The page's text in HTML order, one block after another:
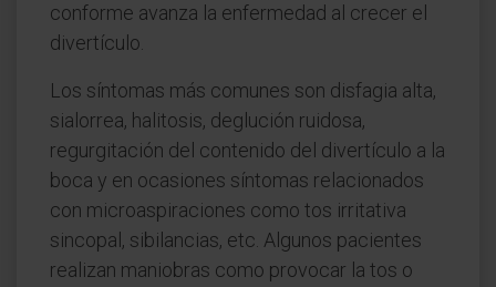
conforme avanza la enfermedad al crecer el
divertículo.
Los síntomas más comunes son disfagia alta,
sialorrea, halitosis, deglución ruidosa,
regurgitación del contenido del divertículo a la
boca y en ocasiones síntomas relacionados
con microaspiraciones como tos irritativa
sincopal, sibilancias, etc. Algunos pacientes
realizan maniobras como provocar la tos o